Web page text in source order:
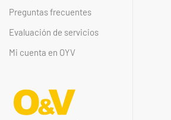
Preguntas frecuentes
Evaluación de servicios
Mi cuenta en OYV